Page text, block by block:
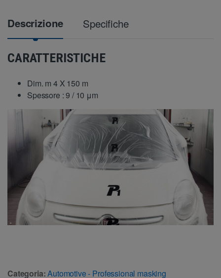
Descrizione Specifiche
CARATTERISTICHE
Dim. m 4 X 150 m
Spessore : 9 / 10 μm
Categoria:Automotive - Professional masking